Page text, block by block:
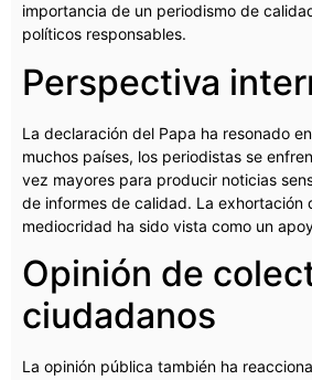
importancia de un periodismo de
políticos responsables.
Perspectiva
La declaración del Papa ha resonado
muchos países, los periodistas se
vez mayores para producir noticias
de informes de calidad. La exhortación
mediocridad ha sido vista como un
Opinión de
ciudadanos
La opinión pública también ha